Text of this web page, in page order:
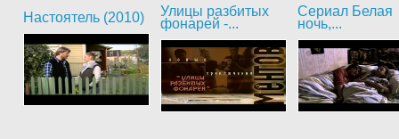
Настоятель (2010)
Улицы разбитых
фонарей -...
Сериал Белая
ночь,...